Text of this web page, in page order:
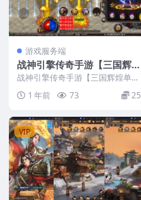
游戏服务端
战神引擎传奇手游【三国辉煌
单职业八大陆】最新整理Win
系服务端+安卓苹果双端+GM
授权后台+视频教程
战神引擎传奇手游【三国辉煌单职
业八大陆】最新整理Win系服务端
+安卓苹果双端+G...
1 年前 73 25
VIP